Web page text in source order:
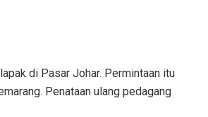
di Pasar Johar. Permintaan itu
Penataan ulang pedagang